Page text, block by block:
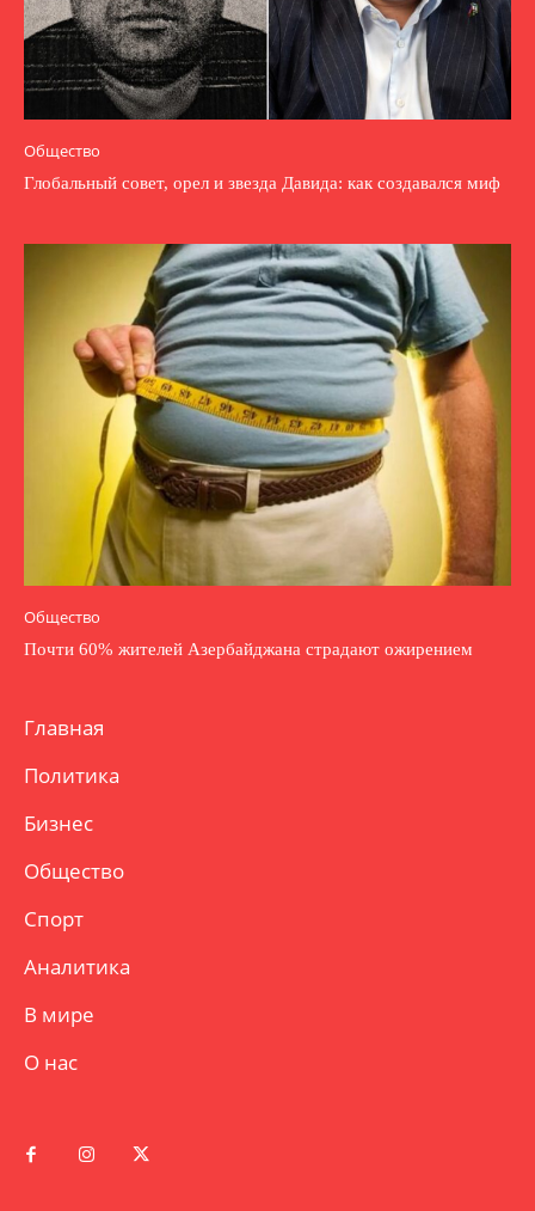
Общество
Глобальный совет, орел и звезда Давида: как создавался миф
Общество
Почти 60% жителей Азербайджана страдают ожирением
Главная
Политика
Бизнес
Общество
Спорт
Аналитика
В мире
О нас